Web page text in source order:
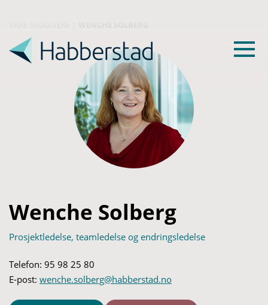
Wenche Solberg
Prosjektledelse, teamledelse og endringsledelse
Telefon: 95 98 25 80
E-post: wenche.solberg@habberstad.no